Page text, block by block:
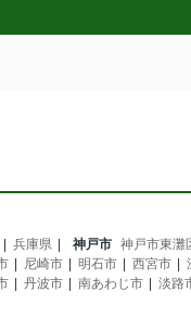
兵庫県 神戸市 神戸市東灘
尼崎市 明石市 西宮市
丹波市 南あわじ市 淡路